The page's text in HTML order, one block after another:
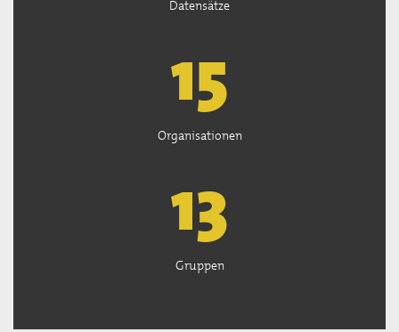
Datensätze
15
Organisationen
13
Gruppen